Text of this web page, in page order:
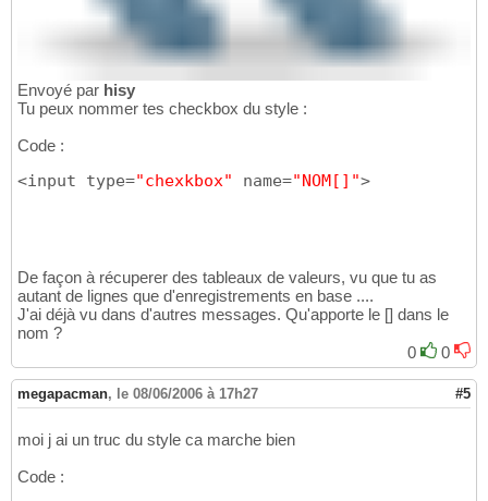
Envoyé par hisy
Tu peux nommer tes checkbox du style :
Code :
<input type="chexkbox" name="NOM[]">
De façon à récuperer des tableaux de valeurs, vu que tu as
autant de lignes que d'enregistrements en base ....
J'ai déjà vu dans d'autres messages. Qu'apporte le [] dans le
nom ?
0
0
megapacman, le 08/06/2006 à 17h27 #5
moi j ai un truc du style ca marche bien
Code :